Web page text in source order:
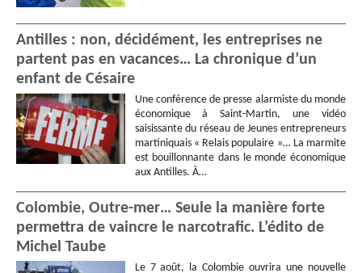
Antilles : non, décidément, les entreprises ne
partent pas en vacances… La chronique d’un
enfant de Césaire
Une conférence de presse alarmiste du monde
économique à Saint-Martin, une vidéo
saisissante du réseau de Jeunes entrepreneurs
martiniquais « Relais populaire »… La marmite
est bouillonnante dans le monde économique
aux Antilles. À…
Colombie, Outre-mer… Seule la manière forte
permettra de vaincre le narcotrafic. L’édito de
Michel Taube
Le 7 août, la Colombie ouvrira une nouvelle